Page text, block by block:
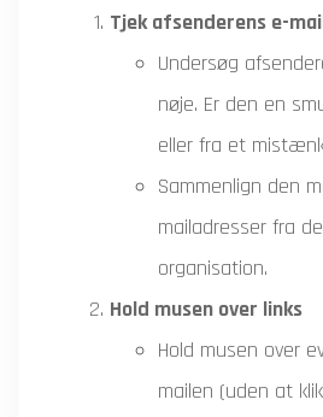
Tjek afsenderens e-
Undersøg
nøje. Er den en
eller fra et
Sammenlign den
mailadresser fra
organisation.
Hold musen over links
Hold musen over
mailen (uden at